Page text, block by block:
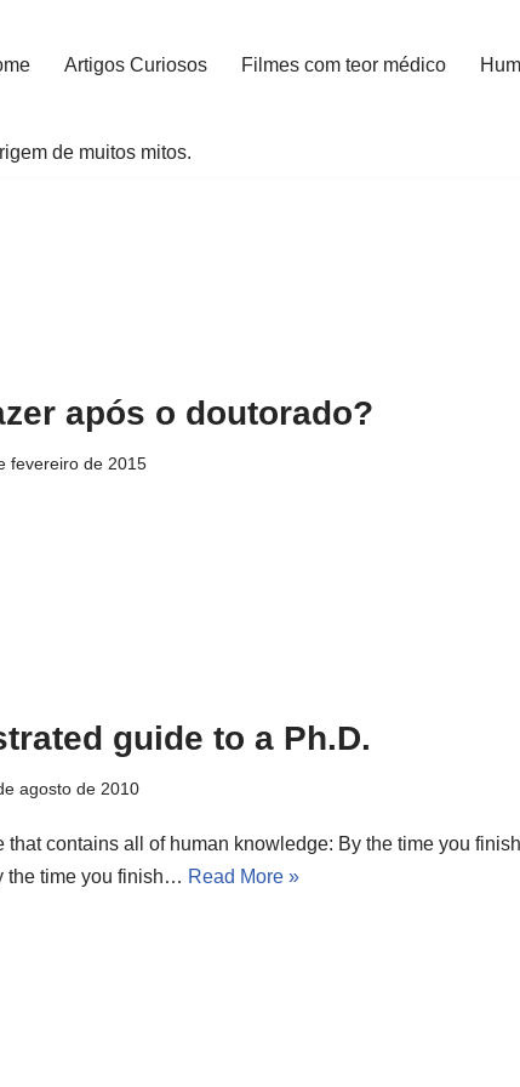
Artigos Curiosos Filmes com teor médico
de muitos mitos.
após o doutorado?
fevereiro de 2015
guide to a Ph.D.
agosto de 2010
that contains all of human knowledge: By the time you
the time you finish… Read More »